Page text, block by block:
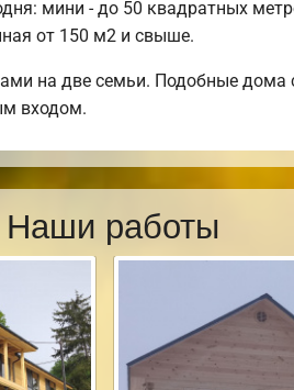
мини - до 50 квадратных
от 150 м2 и свыше.
на две семьи. Подобные дома
входом.
Наши работы